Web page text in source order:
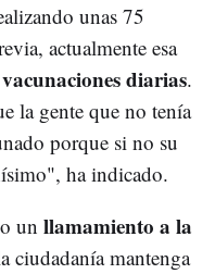
unas 75
actualmente esa
diarias.
la gente que no tenía
porque si no su
ha indicado.
un llamamiento a la
ciudadanía mantenga